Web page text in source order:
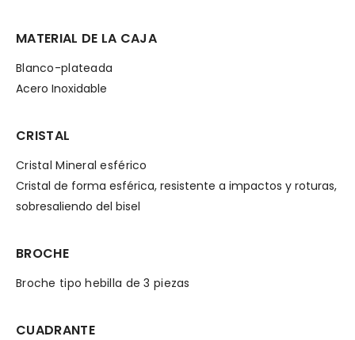
MATERIAL DE LA CAJA
Blanco-plateada
Acero Inoxidable
CRISTAL
Cristal Mineral esférico
Cristal de forma esférica, resistente a impactos y roturas,
sobresaliendo del bisel
BROCHE
Broche tipo hebilla de 3 piezas
CUADRANTE